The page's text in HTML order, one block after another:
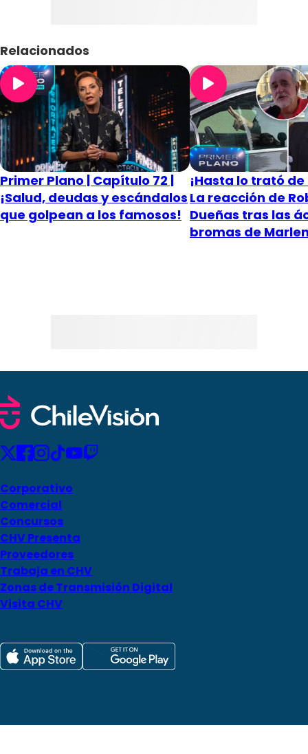
Relacionados
Primer Plano | Capítulo 72 |
¡Salud, deudas y escándalos
que golpean a los famosos!
¡Hasta lo trató
La reacción de
Dueñas tras las
bromas de
Corporativo
Comercial
Concursos
CHV Presenta
Proveedores
Trabaja en CHV
Zonas de Transmisión Digital
Visita CHV